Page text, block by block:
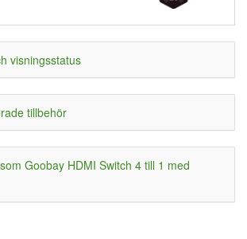
visningsstatus
tillbehör
Goobay HDMI Switch 4 till 1 med